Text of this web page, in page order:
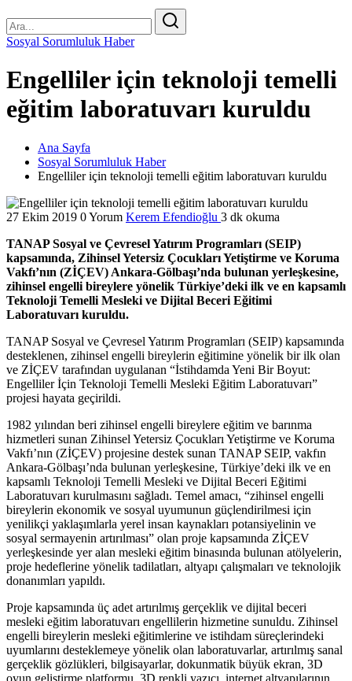
Sosyal Sorumluluk Haber
Engelliler için teknoloji temelli
eğitim laboratuvarı kuruldu
Ana Sayfa
Sosyal Sorumluluk Haber
Engelliler için teknoloji temelli eğitim laboratuvarı kuruldu
27 Ekim 2019 0 Yorum Kerem Efendioğlu 3 dk okuma
TANAP Sosyal ve Çevresel Yatırım Programları (SEIP)
kapsamında, Zihinsel Yetersiz Çocukları Yetiştirme ve Koruma
Vakfı’nın (ZİÇEV) Ankara-Gölbaşı’nda bulunan yerleşkesine,
zihinsel engelli bireylere yönelik Türkiye’deki ilk ve en kapsamlı
Teknoloji Temelli Mesleki ve Dijital Beceri Eğitimi
Laboratuvarı kuruldu.
TANAP Sosyal ve Çevresel Yatırım Programları (SEIP) kapsamında
desteklenen, zihinsel engelli bireylerin eğitimine yönelik bir ilk olan
ve ZİÇEV tarafından uygulanan “İstihdamda Yeni Bir Boyut:
Engelliler İçin Teknoloji Temelli Mesleki Eğitim Laboratuvarı”
projesi hayata geçirildi.
1982 yılından beri zihinsel engelli bireylere eğitim ve barınma
hizmetleri sunan Zihinsel Yetersiz Çocukları Yetiştirme ve Koruma
Vakfı’nın (ZİÇEV) projesine destek sunan TANAP SEIP, vakfın
Ankara-Gölbaşı’nda bulunan yerleşkesine, Türkiye’deki ilk ve en
kapsamlı Teknoloji Temelli Mesleki ve Dijital Beceri Eğitimi
Laboratuvarı kurulmasını sağladı. Temel amacı, “zihinsel engelli
bireylerin ekonomik ve sosyal uyumunun güçlendirilmesi için
yenilikçi yaklaşımlarla yerel insan kaynakları potansiyelinin ve
sosyal sermayenin artırılması” olan proje kapsamında ZİÇEV
yerleşkesinde yer alan mesleki eğitim binasında bulunan atölyelerin,
proje hedeflerine yönelik tadilatları, altyapı çalışmaları ve teknolojik
donanımları yapıldı.
Proje kapsamında üç adet artırılmış gerçeklik ve dijital beceri
mesleki eğitim laboratuvarı engellilerin hizmetine sunuldu. Zihinsel
engelli bireylerin mesleki eğitimlerine ve istihdam süreçlerindeki
uyumlarını desteklemeye yönelik olan laboratuvarlar, artırılmış sanal
gerçeklik gözlükleri, bilgisayarlar, dokunmatik büyük ekran, 3D
oyun geliştirme platformu, 3D renkli yazıcı, internet altyapılarının